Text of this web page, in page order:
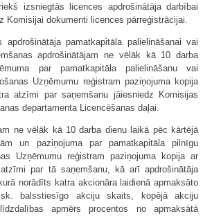
izsniegtās licences apdrošinātāja darbībai
Komisijai dokumenti licences pārreģistrācijai.
pamatkapitāla palielināšanai vai
apdrošinātājam ne vēlāk kā 10 darba
par pamatkapitāla palielināšanu vai
Uzņēmumu reģistram paziņojuma kopija
atzīmi par saņemšanu jāiesniedz Komisijas
departamenta Licencēšanas daļai.
ne vēlāk kā 10 darba dienu laikā pēc kārtējā
un paziņojuma par pamatkapitāla pilnīgu
Uzņēmumu reģistram paziņojuma kopija ar
par tā saņemšanu, kā arī apdrošinātāja
norādīts katra akcionāra laidienā apmaksāto
balsstiesīgo akciju skaits, kopējā akciju
apmērs procentos no apmaksātā